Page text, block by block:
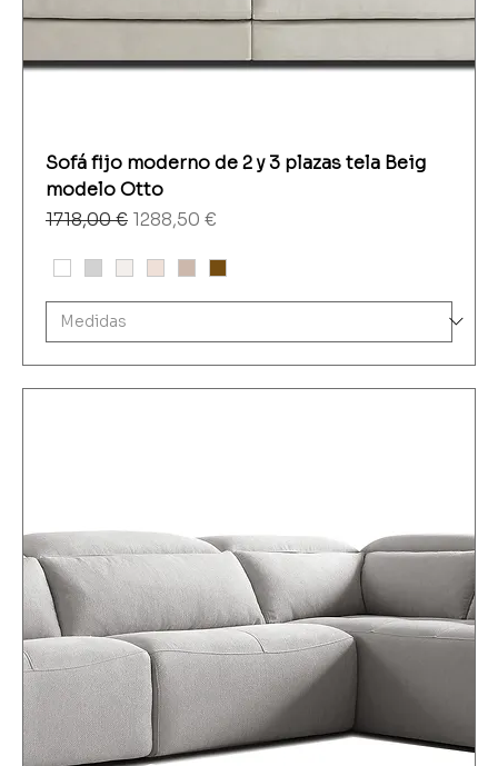
Sofá fijo moderno de 2 y 3 plazas tela Beig
modelo Otto
Precio
1718,00 € Precio de oferta
1288,50 €